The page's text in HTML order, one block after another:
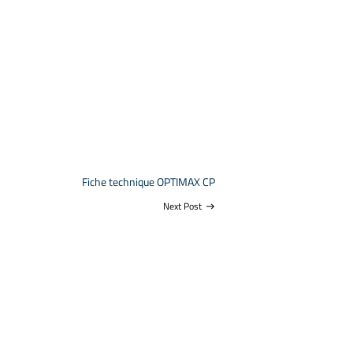
Fiche technique OPTIMAX CP
Next Post east